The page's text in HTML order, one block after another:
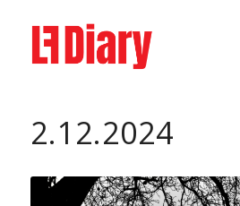
2.12.2024